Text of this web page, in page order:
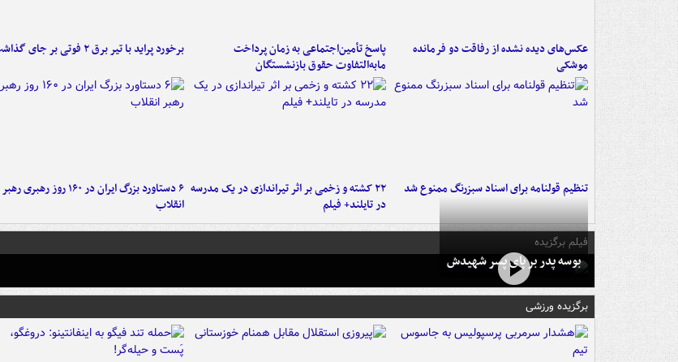
عکس‌های دیده نشده از رفاقت دو فرمانده‌
موشکی
پاسخ تأمین‌اجتماعی به زمان پرداخت
مابه‌التفاوت حقوق بازنشستگان
برخورد پراید با تیر برق ۲ فوتی بر جای گذاشت
تنظیم قولنامه برای اسناد سبزرنگ ممنوع شد
۲۲ کشته و زخمی بر اثر تیراندازی در یک مدرسه
در تایلند+ فیلم
۶ دستاورد بزرگ ایران در ۱۶۰ روز رهبری رهبر
انقلاب
فیلم برگزیده
بوسه‌ پدر بر پای پسر شهیدش
برگزیده ورزشی